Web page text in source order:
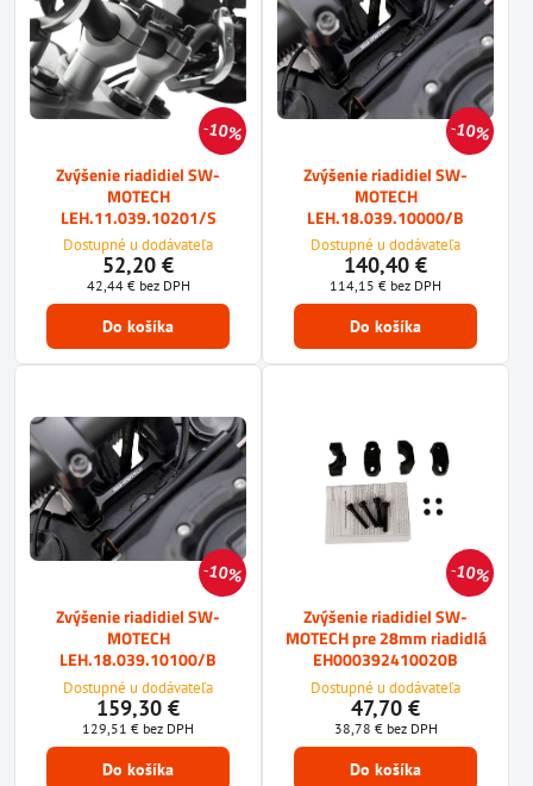
10%
Zvýšenie riadidiel SW-
MOTECH
LEH.11.039.10201/S
Dostupné u dodávateľa
52,20 €
42,44 € bez DPH
Do košíka
10%
Zvýšenie riadidiel SW-
MOTECH
LEH.18.039.10000/B
Dostupné u dodávateľa
140,40 €
114,15 € bez DPH
Do košíka
10%
Zvýšenie riadidiel SW-
MOTECH
LEH.18.039.10100/B
Dostupné u dodávateľa
159,30 €
129,51 € bez DPH
Do košíka
10%
Zvýšenie riadidiel SW-
MOTECH pre 28mm riadidlá
EH000392410020B
Dostupné u dodávateľa
47,70 €
38,78 € bez DPH
Do košíka